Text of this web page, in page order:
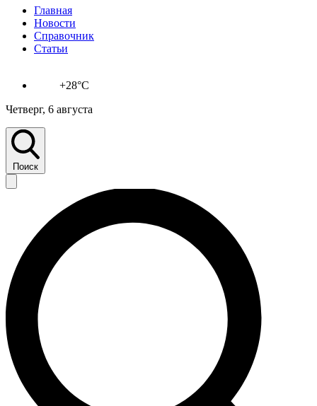
Главная
Новости
Справочник
Статьи
+28°C
Четверг, 6 августа
Поиск